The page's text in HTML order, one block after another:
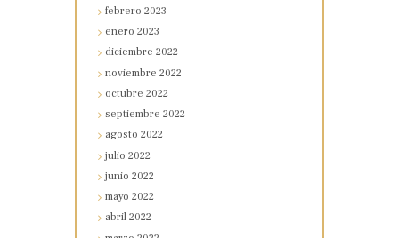
febrero2023
enero2023
diciembre2022
noviembre2022
octubre2022
septiembre2022
agosto2022
julio2022
junio2022
mayo2022
abril2022